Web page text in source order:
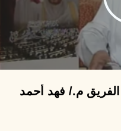
م./ فهد أحمد